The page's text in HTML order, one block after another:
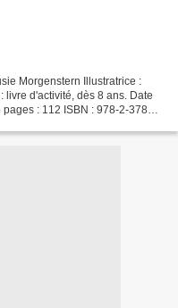
Morgenstern Illustratrice :
d'activité, dès 8 ans. Date
: 112 ISBN : 978-2-3780-